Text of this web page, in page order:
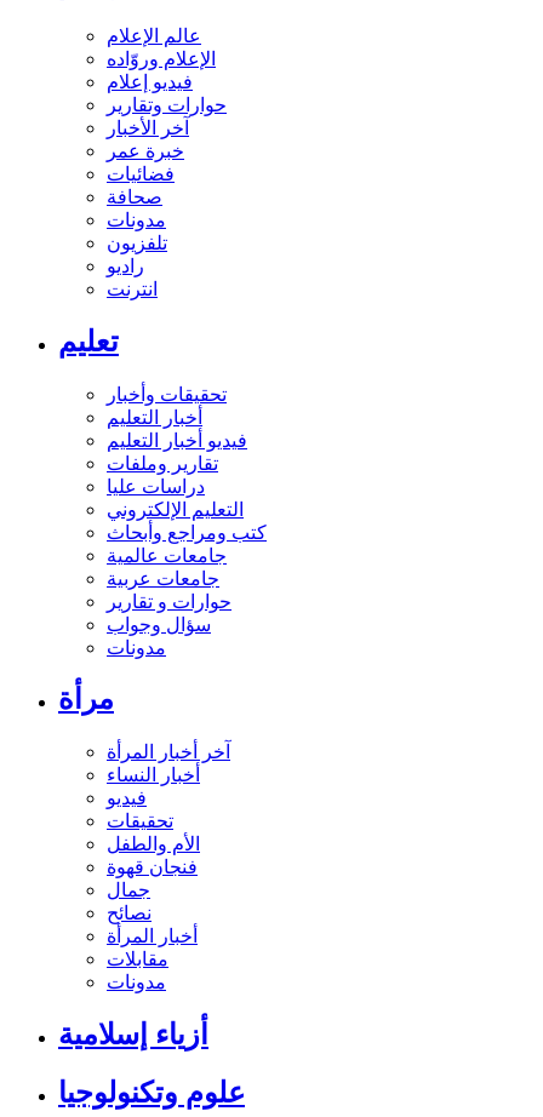
عالم الإعلام
الإعلام وروّاده
فيديو إعلام
حوارات وتقارير
آخر الأخبار
خبرة عمر
فضائيات
صحافة
مدونات
تلفزيون
راديو
انترنت
تعليم
تحقيقات وأخبار
أخبار التعليم
فيديو أخبار التعليم
تقارير وملفات
دراسات عليا
التعليم الإلكتروني
كتب ومراجع وأبحاث
جامعات عالمية
جامعات عربية
حوارات و تقارير
سؤال وجواب
مدونات
مرأة
آخر أخبار المرأة
أخبار النساء
فيديو
تحقيقات
الأم والطفل
فنجان قهوة
جمال
نصائح
أخبار المرأة
مقابلات
مدونات
أزياء إسلامية
علوم وتكنولوجيا